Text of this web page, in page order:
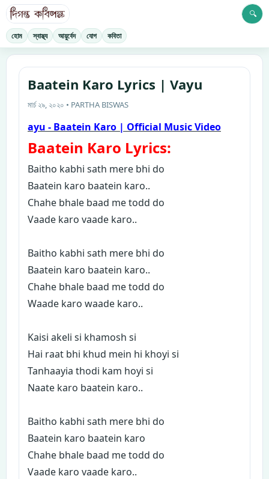
হোম স্বাস্থ্য আয়ুর্বেদ যোগ কবিতা
🔍
Baatein Karo Lyrics | Vayu
মার্চ ২৯, ২০২০ • PARTHA BISWAS
ayu - Baatein Karo | Official Music Video
Baatein Karo Lyrics:
Baitho kabhi sath mere bhi do
Baatein karo baatein karo..
Chahe bhale baad me todd do
Vaade karo vaade karo..
Baitho kabhi sath mere bhi do
Baatein karo baatein karo..
Chahe bhale baad me todd do
Waade karo waade karo..
Kaisi akeli si khamosh si
Hai raat bhi khud mein hi khoyi si
Tanhaayia thodi kam hoyi si
Naate karo baatein karo..
Baitho kabhi sath mere bhi do
Baatein karo baatein karo
Chahe bhale baad me todd do
Vaade karo vaade karo..